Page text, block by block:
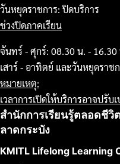
วันหยุดราชการ: ปิดบริการ
ช่วงปิดภาคเรียน
จันทร์ - ศุกร์: 08.30 น. - 16.30
เสาร์ - อาทิตย์ และวันหยุดราช
หมายเหตุ:
เวลาการเปิดให้บริการอาจปรั
สำนักการเรียนรู้ตลอดชีวิ
ลาดกระบัง
KMITL Lifelong Learning